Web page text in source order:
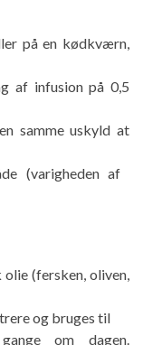
på en kødkværn,
af infusion på 0,5
samme uskyld at
(varigheden af
(fersken, oliven,
og bruges til
om dagen.